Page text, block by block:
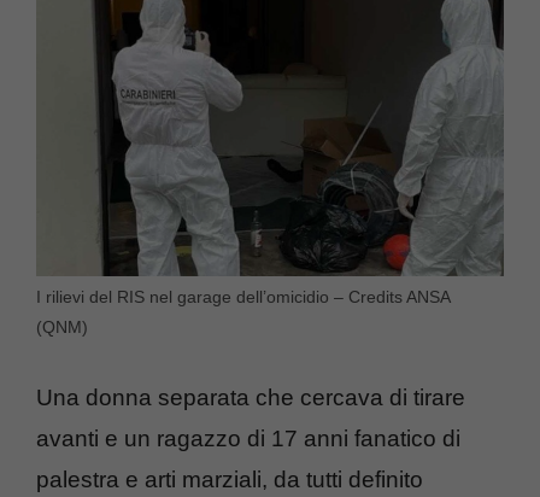
I rilievi del RIS nel garage dell’omicidio – Credits ANSA
(QNM)
Una donna separata che cercava di tirare
avanti e un ragazzo di 17 anni fanatico di
palestra e arti marziali, da tutti definito